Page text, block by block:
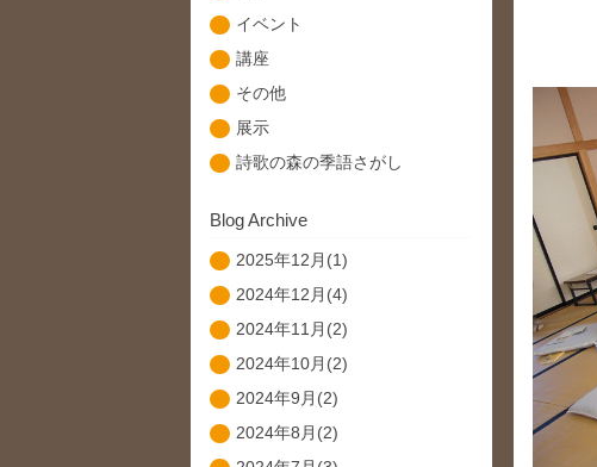
イベント
講座
その他
展示
詩歌の森の季語さがし
Blog Archive
2025年12月(1)
2024年12月(4)
2024年11月(2)
2024年10月(2)
2024年9月(2)
2024年8月(2)